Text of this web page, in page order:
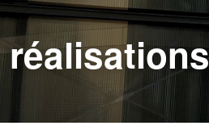
réalisations